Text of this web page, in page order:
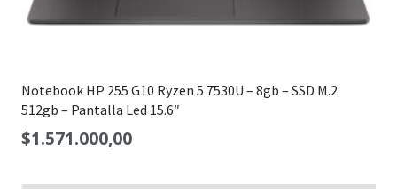
Notebook HP 255 G10 Ryzen 5 7530U – 8gb – SSD M.2
512gb – Pantalla Led 15.6″
$1.571.000,00